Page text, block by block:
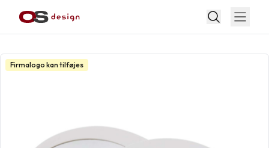
Firmalogo kan tilføjes